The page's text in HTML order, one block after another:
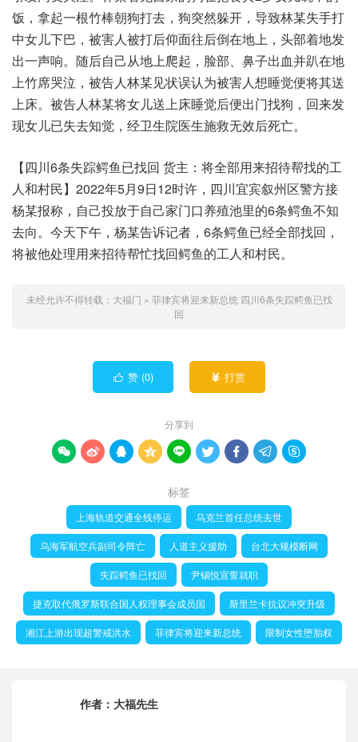
饭，拿起一根竹棒朝狗打去，狗突然躲开，导致林某失手打
中女儿下巴，被害人被打后仰面往后倒在地上，头部着地发
出一声响。随后自己从地上爬起，脸部、鼻子出血并趴在地
上竹席哭泣，被告人林某见状误认为被害人想睡觉便将其送
上床。被告人林某将女儿送上床睡觉后便出门找狗，回来发
现女儿已失去知觉，经卫生院医生施救无效后死亡。
【四川6条失踪鳄鱼已找回 货主：将全部用来招待帮找的工
人和村民】2022年5月9日12时许，四川宜宾叙州区警方接
杨某报称，自己投放于自己家门口养殖池里的6条鳄鱼不知
去向。今天下午，杨某告诉记者，6条鳄鱼已经全部找回，
将被他处理用来招待帮忙找回鳄鱼的工人和村民。
未经允许不得转载： 大福门 » 菲律宾将迎来新总统 四川6条失踪鳄鱼已找
回
 赞 (0)  打赏
分享到
        
标签
上海轨道交通全线停运 乌克兰首任总统去世
乌海军航空兵副司令阵亡 人道主义援助 台北大规模断网
失踪鳄鱼已找回 尹锡悦宣誓就职
捷克取代俄罗斯联合国人权理事会成员国 斯里兰卡抗议冲突升级
湘江上游出现超警戒洪水 菲律宾将迎来新总统 限制女性堕胎权
作者： 大福先生